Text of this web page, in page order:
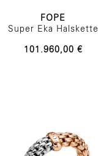
FOPE
Super Eka Halskette
101.960,00 €